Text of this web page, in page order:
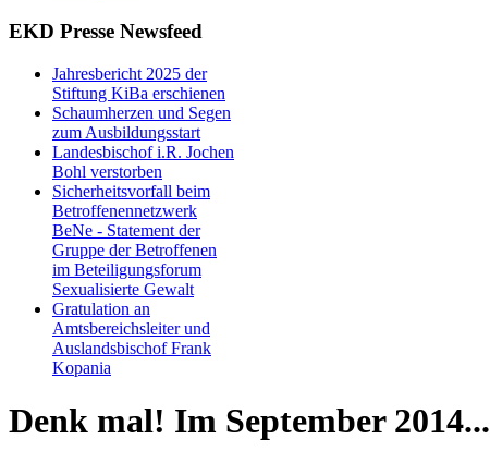
EKD Presse Newsfeed
Jahresbericht 2025 der
Stiftung KiBa erschienen
Schaumherzen und Segen
zum Ausbildungsstart
Landesbischof i.R. Jochen
Bohl verstorben
Sicherheitsvorfall beim
Betroffenennetzwerk
BeNe - Statement der
Gruppe der Betroffenen
im Beteiligungsforum
Sexualisierte Gewalt
Gratulation an
Amtsbereichsleiter und
Auslandsbischof Frank
Kopania
Denk mal! Im September 2014...